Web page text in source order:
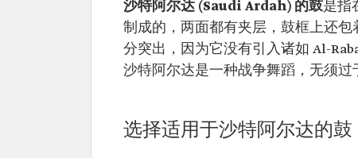
沙特阿尔达 (Saudi Ardah) 的鼓是指
制成的，两面都有夹层，鼓框上还
分突出，因为它没有引入诸如 Al-
沙特阿尔达是一种战争舞蹈，无须过
选择适用于沙特阿尔达的鼓